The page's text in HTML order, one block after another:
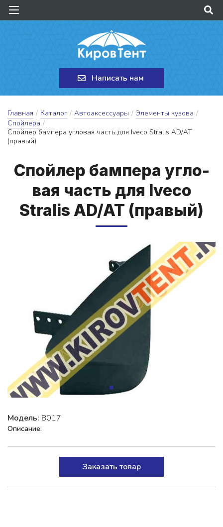
Написать нам
Главная / Каталог / Автоаксессуары / Элементы кузова /
Спойлера /
Спойлер бампера угловая часть для Iveco Stralis AD/AT
(правый)
Спой­лер бам­пе­ра уг­ло­
вая часть для Iveco
Stralis AD/AT (пра­вый)
Модель: 8017
Описание:
Заказать товар